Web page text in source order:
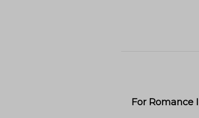
For Romance I